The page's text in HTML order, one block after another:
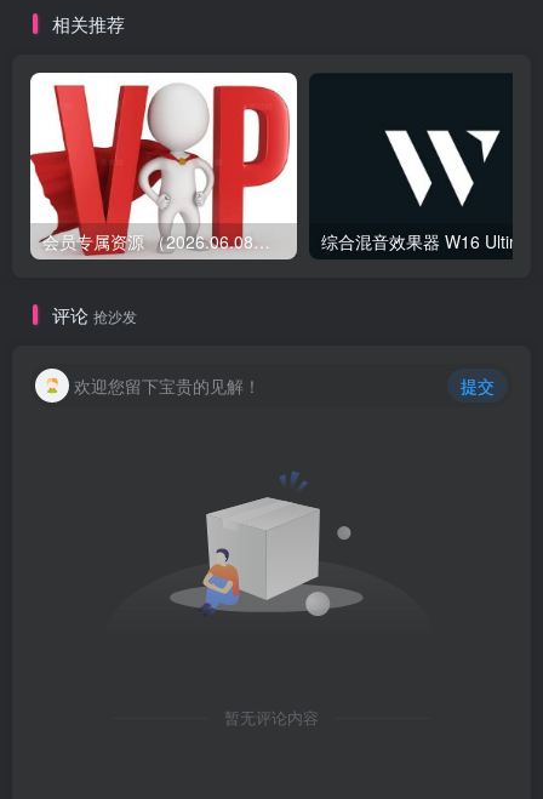
相关推荐
会员专属资源 （2026.06.08更新）
评论 抢沙发
欢迎您留下宝贵的见解！ 提交
暂无评论内容